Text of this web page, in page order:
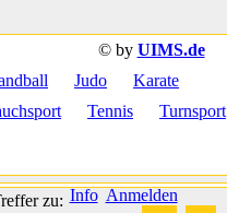
© by UIMS.de
Judo
Karate
Tennis
Turnsport
Info Anmelden
zu: